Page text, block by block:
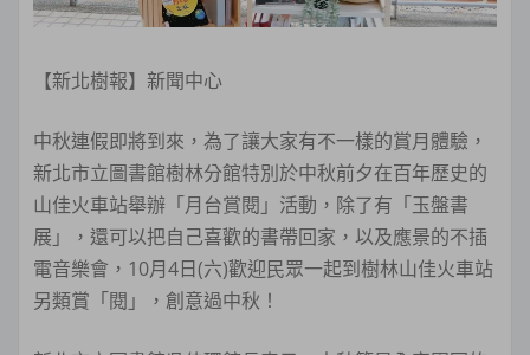
【新北樹報】新聞中心
中秋連假即將到來，為了讓大家有不一樣的賞月體驗，
新北市立圖書館樹林分館特別於中秋前夕在百年歷史的
山佳火車站舉辦「月台賞閱」活動，除了有「玉盤書
展」，還可以把自己喜歡的書帶回家，以及應景的不插
電音樂會，10月4日(六)歡迎民眾一起到樹林山佳火車站
另類賞「閱」，創意過中秋！